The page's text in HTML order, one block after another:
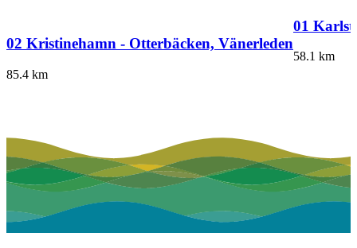
02 Kristinehamn - Otterbäcken, Vänerleden
85.4 km
01
58.1 km